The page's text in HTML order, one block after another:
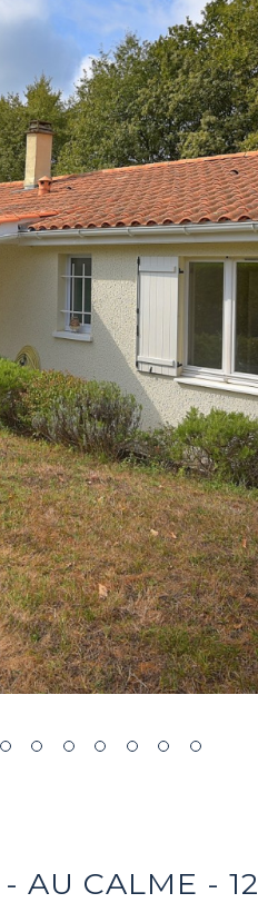
AU CALME -